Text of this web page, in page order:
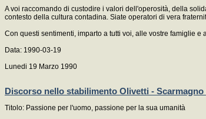
A voi raccomando di custodire i valori dell'operosità, della
contesto della cultura contadina. Siate operatori di vera
Con questi sentimenti, imparto a tutti voi, alle vostre famiglie e
Data: 1990-03-19
Lunedi 19 Marzo 1990
Discorso nello stabilimento Olivetti - Scarmagno
Titolo: Passione per l'uomo, passione per la sua umanità